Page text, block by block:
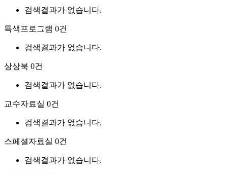
검색결과가 없습니다.
특색프로그램 0건
검색결과가 없습니다.
상상북 0건
검색결과가 없습니다.
교수자료실 0건
검색결과가 없습니다.
스페셜자료실 0건
검색결과가 없습니다.